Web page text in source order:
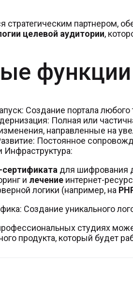
стратегическим
целевой аудитории,
Создание портала любого
Полная или
направленные на
Постоянное
Инфраструктура:
сертификата для шифрования
и лечение интернет-
логики (например, на
Создание уникального
студиях
продукта, который будет